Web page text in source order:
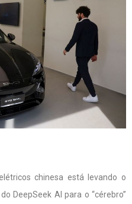
chinesa está levando o
do DeepSeek AI para o “cérebro”